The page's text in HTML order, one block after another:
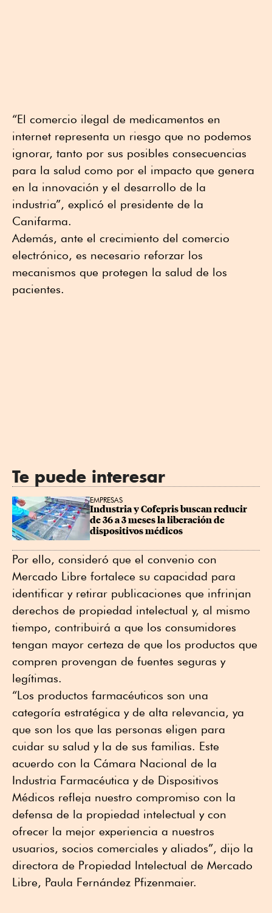
“El comercio ilegal de medicamentos en
internet representa un riesgo que no podemos
ignorar, tanto por sus posibles consecuencias
para la salud como por el impacto que genera
en la innovación y el desarrollo de la
industria”, explicó el presidente de la
Canifarma.
Además, ante el crecimiento del comercio
electrónico, es necesario reforzar los
mecanismos que protegen la salud de los
pacientes.
Te puede interesar
EMPRESAS
Industria y Cofepris buscan reducir
de 36 a 3 meses la liberación de
dispositivos médicos
Por ello, consideró que el convenio con
Mercado Libre fortalece su capacidad para
identificar y retirar publicaciones que infrinjan
derechos de propiedad intelectual y, al mismo
tiempo, contribuirá a que los consumidores
tengan mayor certeza de que los productos que
compren provengan de fuentes seguras y
legítimas.
“Los productos farmacéuticos son una
categoría estratégica y de alta relevancia, ya
que son los que las personas eligen para
cuidar su salud y la de sus familias. Este
acuerdo con la Cámara Nacional de la
Industria Farmacéutica y de Dispositivos
Médicos refleja nuestro compromiso con la
defensa de la propiedad intelectual y con
ofrecer la mejor experiencia a nuestros
usuarios, socios comerciales y aliados”, dijo la
directora de Propiedad Intelectual de Mercado
Libre, Paula Fernández Pfizenmaier.